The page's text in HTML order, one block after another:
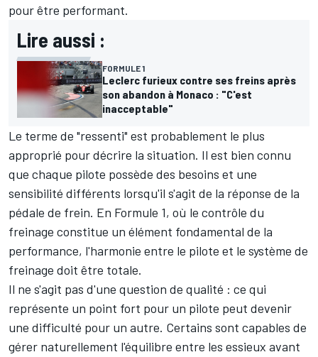
pour être performant.
Lire aussi :
FORMULE 1
Leclerc furieux contre ses freins après
son abandon à Monaco : "C'est
inacceptable"
Le terme de "ressenti" est probablement le plus
approprié pour décrire la situation. Il est bien connu
que chaque pilote possède des besoins et une
sensibilité différents lorsqu'il s'agit de la réponse de la
pédale de frein. En Formule 1, où le contrôle du
freinage constitue un élément fondamental de la
performance, l'harmonie entre le pilote et le système de
freinage doit être totale.
Il ne s'agit pas d'une question de qualité : ce qui
représente un point fort pour un pilote peut devenir
une difficulté pour un autre. Certains sont capables de
gérer naturellement l'équilibre entre les essieux avant